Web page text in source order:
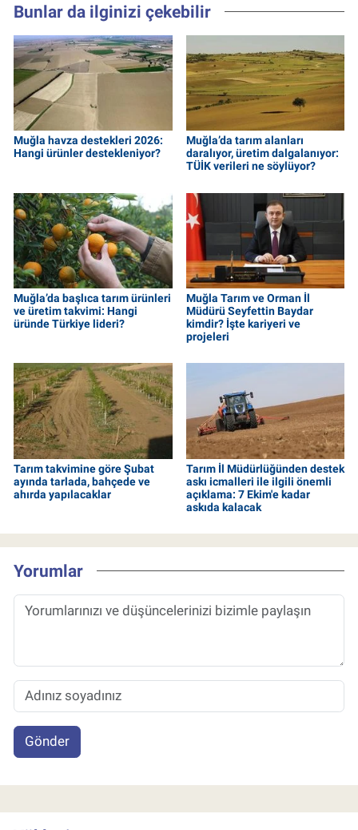
Bunlar da ilginizi çekebilir
Muğla havza destekleri 2026:
Hangi ürünler destekleniyor?
Muğla’da tarım alanları
daralıyor, üretim dalgalanıyor:
TÜİK verileri ne söylüyor?
Muğla’da başlıca tarım ürünleri
ve üretim takvimi: Hangi
üründe Türkiye lideri?
Muğla Tarım ve Orman İl
Müdürü Seyfettin Baydar
kimdir? İşte kariyeri ve
projeleri
Tarım takvimine göre Şubat
ayında tarlada, bahçede ve
ahırda yapılacaklar
Tarım İl Müdürlüğünden destek
askı icmalleri ile ilgili önemli
açıklama: 7 Ekim'e kadar
askıda kalacak
Yorumlar
Gönder